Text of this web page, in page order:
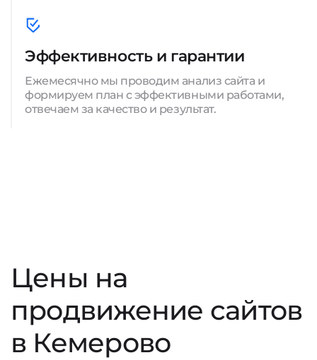
Эффективность и гарантии
Ежемесячно мы проводим анализ сайта и
формируем план с эффективными работами,
отвечаем за качество и результат.
Цены на
продвижение сайтов
в Кемерово